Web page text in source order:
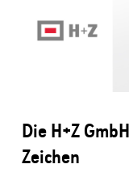
Die H+Z
Zeichen